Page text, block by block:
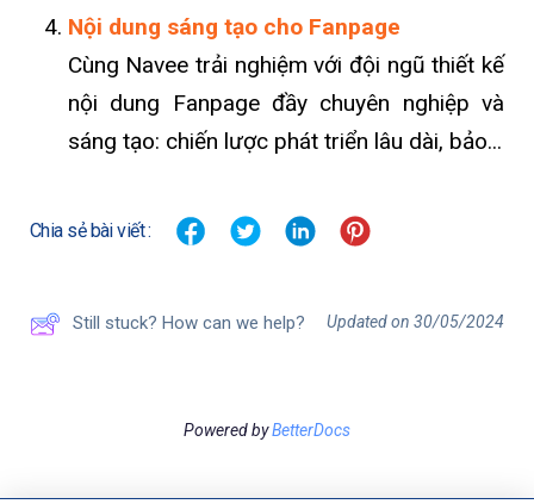
Nội dung sáng tạo cho Fanpage
Cùng Navee trải nghiệm với đội ngũ thiết kế
nội dung Fanpage đầy chuyên nghiệp và
sáng tạo: chiến lược phát triển lâu dài, bảo...
Chia sẻ bài viết :
Still stuck? How can we help? Updated on 30/05/2024
Powered byBetterDocs